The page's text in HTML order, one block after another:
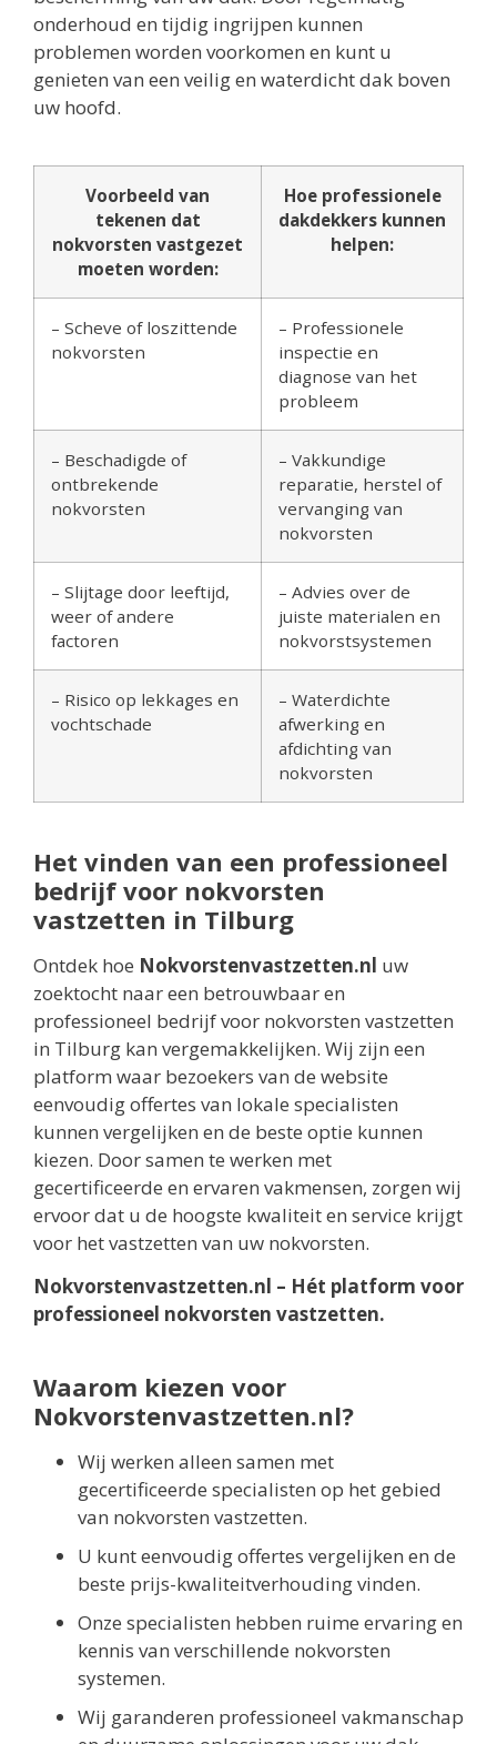
onderhoud en tijdig ingrijpen kunnen
problemen worden voorkomen en kunt u
genieten van een veilig en waterdicht dak boven
uw hoofd.
Voorbeeld van
tekenen dat
nokvorsten vastgezet
moeten worden:
Hoe professionele
dakdekkers kunnen
helpen:
– Scheve of loszittende
nokvorsten
– Professionele
inspectie en
diagnose van het
probleem
– Beschadigde of
ontbrekende
nokvorsten
– Vakkundige
reparatie, herstel of
vervanging van
nokvorsten
– Slijtage door leeftijd,
weer of andere
factoren
– Advies over de
juiste materialen en
nokvorstsystemen
– Risico op lekkages en
vochtschade
– Waterdichte
afwerking en
afdichting van
nokvorsten
Het vinden van een professioneel
bedrijf voor nokvorsten
vastzetten in Tilburg
Ontdek hoe Nokvorstenvastzetten.nl uw
zoektocht naar een betrouwbaar en
professioneel bedrijf voor nokvorsten vastzetten
in Tilburg kan vergemakkelijken. Wij zijn een
platform waar bezoekers van de website
eenvoudig offertes van lokale specialisten
kunnen vergelijken en de beste optie kunnen
kiezen. Door samen te werken met
gecertificeerde en ervaren vakmensen, zorgen wij
ervoor dat u de hoogste kwaliteit en service krijgt
voor het vastzetten van uw nokvorsten.
Nokvorstenvastzetten.nl – Hét platform voor
professioneel nokvorsten vastzetten.
Waarom kiezen voor
Nokvorstenvastzetten.nl?
Wij werken alleen samen met
gecertificeerde specialisten op het gebied
van nokvorsten vastzetten.
U kunt eenvoudig offertes vergelijken en de
beste prijs-kwaliteitverhouding vinden.
Onze specialisten hebben ruime ervaring en
kennis van verschillende nokvorsten
systemen.
Wij garanderen professioneel vakmanschap